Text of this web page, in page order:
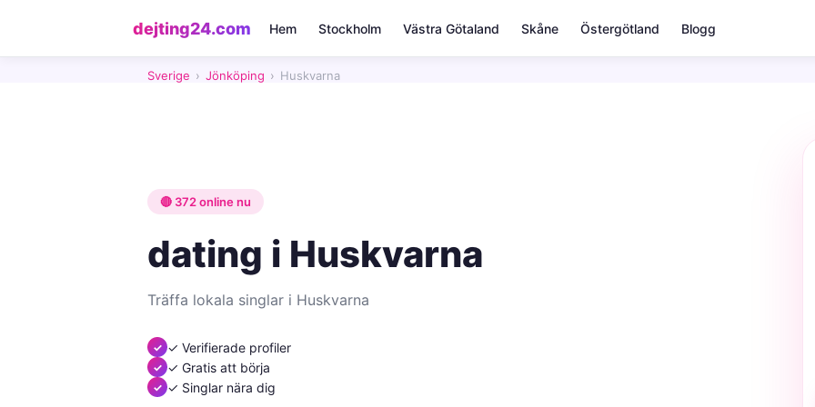
dejting24.com Hem Stockholm Västra Götaland Skåne Östergötland Blogg
Sverige › Jönköping › Huskvarna
🔴 372 online nu
dating i Huskvarna
Träffa lokala singlar i Huskvarna
✓ Verifierade profiler
✓ Gratis att börja
✓ Singlar nära dig